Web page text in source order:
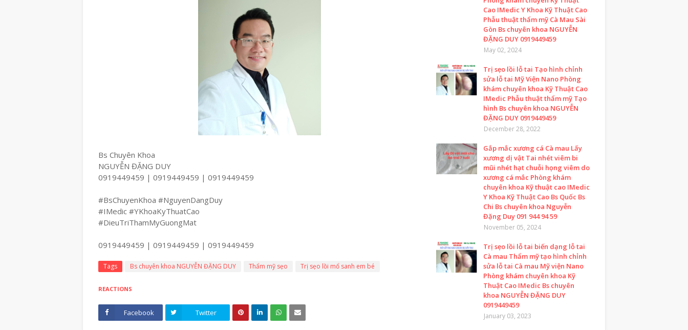
Bs Chuyên Khoa
NGUYỄN ĐẶNG DUY
0919449459 | 0919449459 | 0919449459
#BsChuyenKhoa #NguyenDangDuy
#IMedic #YKhoaKyThuatCao
#DieuTriThamMyGuongMat
0919449459 | 0919449459 | 0919449459
Tags Bs chuyên khoa NGUYỄN ĐẶNG DUY Thẩm mỹ sẹo Trị sẹo lồi mổ sanh em bé
REACTIONS
Facebook Twitter
Cao IMedic Y Khoa Kỹ Thuật Cao
Phẫu thuật thẩm mỹ Cà Mau Sài
Gòn Bs chuyên khoa NGUYỄN
ĐẶNG DUY 0919449459
May 02, 2024
Trị sẹo lồi lỗ tai Tạo hình chỉnh
sửa lỗ tai Mỹ Viện Nano Phòng
khám chuyên khoa Kỹ Thuật Cao
IMedic Phẫu thuật thẩm mỹ Tạo
hình Bs chuyên khoa NGUYỄN
ĐẶNG DUY 0919449459
December 28, 2022
Gắp mắc xương cá Cà mau Lấy
xương dị vật Tai nhét viêm bi
mũi nhét hạt chuỗi họng viêm do
xương cá mắc Phòng khám
chuyên khoa Kỹ thuật cao IMedic
Y Khoa Kỹ Thuật Cao Bs Quốc Bs
Chi Bs chuyên khoa Nguyễn
Đặng Duy 091 944 94 59
November 05, 2024
Trị sẹo lồi lỗ tai biến dạng lỗ tai
Cà mau Thẩm mỹ tạo hình chỉnh
sửa lỗ tai Cà mau Mỹ viện Nano
Phòng khám chuyên khoa Kỹ
Thuật Cao IMedic Bs chuyên
khoa NGUYỄN ĐẶNG DUY
0919449459
January 03, 2023